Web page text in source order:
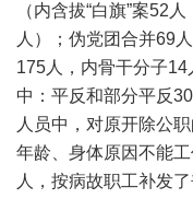
（内含拔“白旗”案52
人）；伪党团合并69
175人，内骨干分子
中：平反和部分平反
人员中，对原开除公
年龄、身体原因不能
人，按病故职工补发